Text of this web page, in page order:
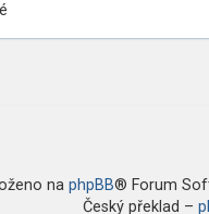
na phpBB® Forum
Český překlad –